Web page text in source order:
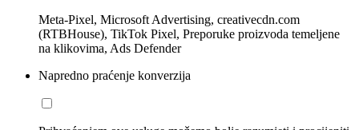
Meta-Pixel, Microsoft Advertising, creativecdn.com
(RTBHouse), TikTok Pixel, Preporuke proizvoda temeljene
na klikovima, Ads Defender
Napredno praćenje konverzija